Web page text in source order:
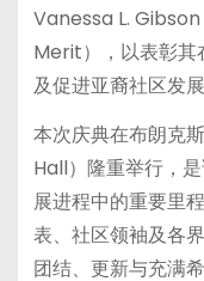
Vanessa L.
Merit），以表彰其
及促进亚裔社区发
本次庆典在布朗克
Hall）隆重举行，
展进程中的重要里
表、社区领袖及各
团结、更新与充满